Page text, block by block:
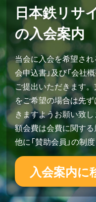
日本鉄リサ
の入会案内
当会に入会を希望さ
会申込書」及び「会社
ご提出いただきます
をご希望の場合は先
きますようお願い致
額会費は会費に関する
他に「賛助会員」の制
入会案内に